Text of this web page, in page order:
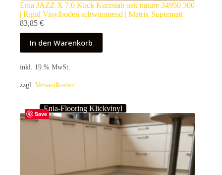
Enia JAZZ X 7.0 Klick Kurzstab oak nature 34950 300
| Rigid Vinylboden schwimmend | Matrix Supermatt
83,85 €
In den Warenkorb
inkl. 19 % MwSt.
zzgl. Versandkosten
Save
Enia-Flooring Klickvinyl